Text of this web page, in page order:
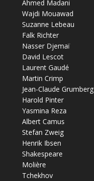
Ahmed Madani
Wajdi Mouawad
Suzanne Lebeau
Falk Richter
Nasser Djemaï
David Lescot
Laurent Gaudé
Martin Crimp
Jean-Claude Grumberg
Harold Pinter
Yasmina Reza
Albert Camus
Stefan Zweig
Henrik Ibsen
Shakespeare
Molière
Tchekhov